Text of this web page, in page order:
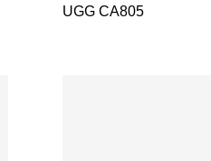
UGG CA805